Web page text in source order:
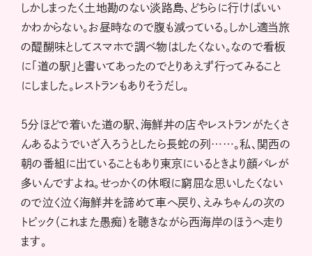
しかしまったく土地勘のない淡路島、どちらに行けばいい
かわからない。お昼時なので腹も減っている。しかし適当旅
の醍醐味としてスマホで調べ物はしたくない。なので看板
に「道の駅」と書いてあったのでとりあえず行ってみること
にしました。レストランもありそうだし。
５分ほどで着いた道の駅、海鮮丼の店やレストランがたくさ
んあるようでいざ入ろうとしたら長蛇の列……。私、関西の
朝の番組に出ていることもあり東京にいるときより顔バレが
多いんですよね。せっかくの休暇に窮屈な思いしたくない
ので泣く泣く海鮮丼を諦めて車へ戻り、えみちゃんの次の
トピック（これまた愚痴）を聴きながら西海岸のほうへ走り
ます。